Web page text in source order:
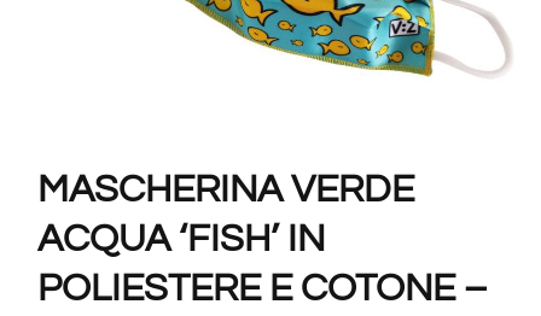
MASCHERINA VERDE
ACQUA ‘FISH’ IN
POLIESTERE E COTONE –